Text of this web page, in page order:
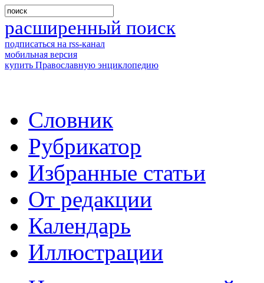
расширенный поиск
подписаться на rss-канал
мобильная версия
купить Православную энциклопедию
Словник
Рубрикатор
Избранные статьи
От редакции
Календарь
Иллюстрации